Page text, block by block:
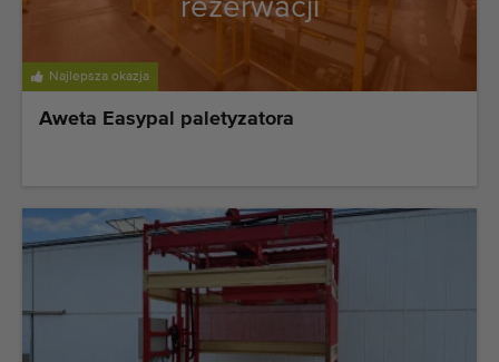
Marki
Kontakt
Najlepsza okazja
rezerwacji
Aweta Easypal paletyzatora